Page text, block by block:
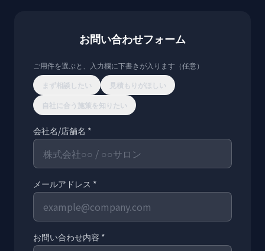
お問い合わせフォーム
ご用件を選ぶと、入力欄に下書きが入ります（任意）
まず相談したい
見積もりがほしい
自社に合う施策を知りたい
会社名/店舗名 *
メールアドレス *
お問い合わせ内容 *